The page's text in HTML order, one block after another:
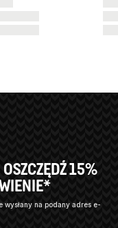
15%
wysłany na podany adres e-